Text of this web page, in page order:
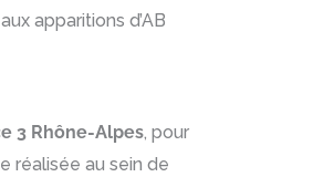
apparitions d’AB
3 Rhône-Alpes, pour
réalisée au sein de